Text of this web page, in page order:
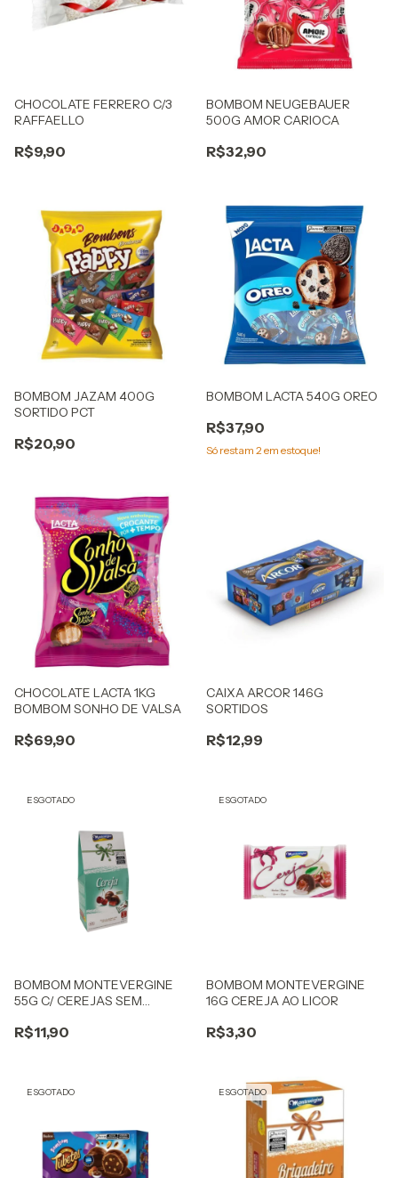
CHOCOLATE FERRERO C/3
RAFFAELLO
R$9,90
BOMBOM NEUGEBAUER
500G AMOR CARIOCA
R$32,90
BOMBOM JAZAM 400G
SORTIDO PCT
R$20,90
BOMBOM LACTA 540G OREO
R$37,90
Só restam 2em estoque!
CHOCOLATE LACTA 1KG
BOMBOM SONHO DE VALSA
R$69,90
CAIXA ARCOR 146G
SORTIDOS
R$12,99
ESGOTADO
BOMBOM MONTEVERGINE
55G C/ CEREJAS SEM
R$11,90
ESGOTADO
BOMBOM MONTEVERGINE
16G CEREJA AO LICOR
R$3,30
ESGOTADO ESGOTADO